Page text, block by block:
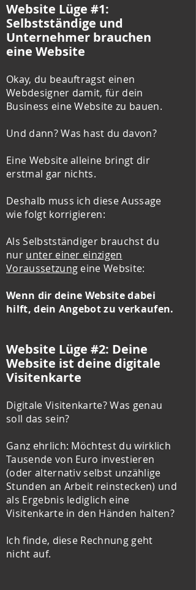
Website Lüge #1:
Selbstständige und
Unternehmer brauchen
eine Website
Okay, du beauftragst einen
Webdesigner damit, für dein
Business eine Website zu bauen.
Und dann? Was hast du davon?
Eine Website alleine bringt dir
erstmal gar nichts.
Deshalb muss ich diese Aussage
wie folgt korrigieren:
Als Selbstständiger brauchst du
nur unter einer einzigen
Voraussetzung eine Website:
Wenn dir deine Website dabei
hilft, dein Angebot zu verkaufen.
Website Lüge #2: Deine
Website ist deine digitale
Visitenkarte
Digitale Visitenkarte? Was genau
soll das sein?
Ganz ehrlich: Möchtest du wirklich
Tausende von Euro investieren
(oder alternativ selbst unzählige
Stunden an Arbeit reinstecken) und
als Ergebnis lediglich eine
Visitenkarte in den Händen halten?
Ich finde, diese Rechnung geht
nicht auf.